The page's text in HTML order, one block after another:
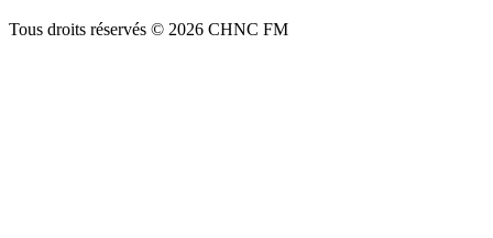
Tous droits réservés © 2026 CHNC FM